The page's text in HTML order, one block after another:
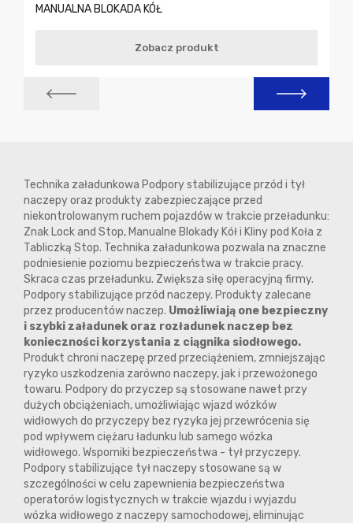
MANUALNA BLOKADA KÓŁ
Zobacz produkt
Technika załadunkowa Podpory stabilizujące przód i tył
naczepy oraz produkty zabezpieczające przed
niekontrolowanym ruchem pojazdów w trakcie przeładunku:
Znak Lock and Stop, Manualne Blokady Kół i Kliny pod Koła z
Tabliczką Stop. Technika załadunkowa pozwala na znaczne
podniesienie poziomu bezpieczeństwa w trakcie pracy.
Skraca czas przeładunku. Zwiększa siłę operacyjną firmy.
Podpory stabilizujące przód naczepy. Produkty zalecane
przez producentów naczep. Umożliwiają one bezpieczny
i szybki załadunek oraz rozładunek naczep bez
konieczności korzystania z ciągnika siodłowego.
Produkt chroni naczepę przed przeciążeniem, zmniejszając
ryzyko uszkodzenia zarówno naczepy, jak i przewożonego
towaru. Podpory do przyczep są stosowane nawet przy
dużych obciążeniach, umożliwiając wjazd wózków
widłowych do przyczepy bez ryzyka jej przewrócenia się
pod wpływem ciężaru ładunku lub samego wózka
widłowego. Wsporniki bezpieczeństwa - tył przyczepy.
Podpory stabilizujące tył naczepy stosowane są w
szczególności w celu zapewnienia bezpieczeństwa
operatorów logistycznych w trakcie wjazdu i wyjazdu
wózka widłowego z naczepy samochodowej, eliminując